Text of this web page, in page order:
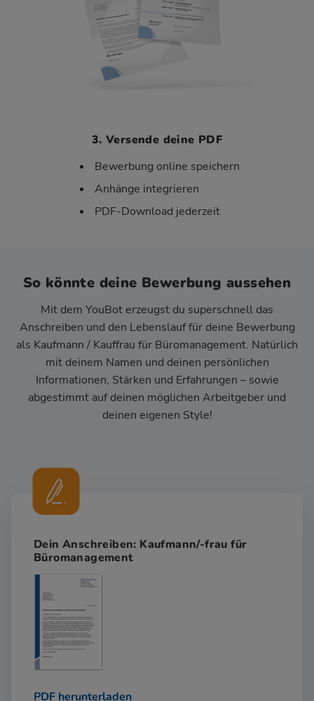
3. Versende deine PDF
Bewerbung online speichern
Anhänge integrieren
PDF-Download jederzeit
So könnte deine Bewerbung aussehen
Mit dem YouBot erzeugst du superschnell das
Anschreiben und den Lebenslauf für deine Bewerbung
als Kaufmann / Kauffrau für Büromanagement. Natürlich
mit deinem Namen und deinen persönlichen
Informationen, Stärken und Erfahrungen – sowie
abgestimmt auf deinen möglichen Arbeitgeber und
deinen eigenen Style!
Dein Anschreiben: Kaufmann/-frau für
Büromanagement
PDF herunterladen